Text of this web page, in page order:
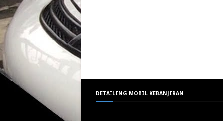
DETAILING MOBIL KEBANJIRAN